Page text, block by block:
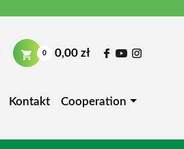
0 0,00 zł
Kontakt Cooperation